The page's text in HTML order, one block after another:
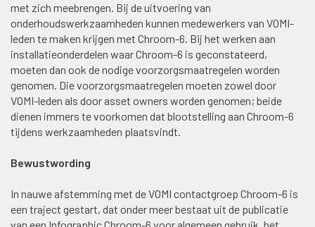
met zich meebrengen. Bij de uitvoering van
onderhoudswerkzaamheden kunnen medewerkers van VOMI-
leden te maken krijgen met Chroom-6. Bij het werken aan
installatieonderdelen waar Chroom-6 is geconstateerd,
moeten dan ook de nodige voorzorgsmaatregelen worden
genomen. Die voorzorgsmaatregelen moeten zowel door
VOMI-leden als door asset owners worden genomen; beide
dienen immers te voorkomen dat blootstelling aan Chroom-6
tijdens werkzaamheden plaatsvindt.
Bewustwording
In nauwe afstemming met de VOMI contactgroep Chroom-6 is
een traject gestart, dat onder meer bestaat uit de publicatie